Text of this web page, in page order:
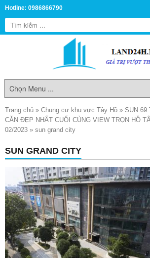
Hotline: 0986866790
Trang chủ » Chung cư khu vực Tây Hồ » SUN 69
CĂN ĐẸP NHẤT CUỐI CÙNG VIEW TRỌN HỒ
02/2023 » sun grand city
SUN GRAND CITY